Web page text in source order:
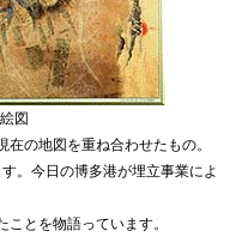
図
の地図を重ね合わせたもの。
。今日の博多港が埋立事業によ
とを物語っています。